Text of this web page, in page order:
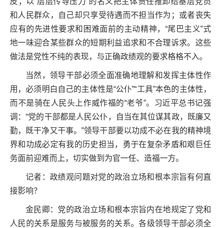
和人民群众，自己却只享受待遇而不担当作为；或者丧失
应有的先进性要求和困难面前的主动精神，“尾巴主义”式
地一味迎合某些群众的短期利益追求和不合理诉求。这些
做法是党性不纯的表现，与正确政绩观的要求格格不入。
当然，领导干部必须全面准确地理解和发挥主体性作
用，必须明白自己的主体性是“公仆”“工具”本色的主体性，
而不是骑在人民头上作威作福的“老爷”。习近平总书记强
调：“党的干部都是人民公仆，自当在其位谋其政，既廉又
勤，既干净又干事。”领导干部要以功成不必在我的精神境
界和功成必定有我的历史担当，勇于在复杂矛盾和艰巨任
务面前迎难而上，切实做到为官一任、造福一方。
记者：政绩观问题对党的政治立场和根本宗旨有何直
接影响？
金民卿：党的政治立场和根本宗旨内在地规定了党和
人民的关系是服务与被服务的关系。各级领导干部必须全